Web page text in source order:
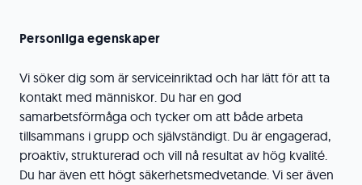
Personliga egenskaper
Vi söker dig som är serviceinriktad och har lätt för att ta
kontakt med människor. Du har en god
samarbetsförmåga och tycker om att både arbeta
tillsammans i grupp och självständigt. Du är engagerad,
proaktiv, strukturerad och vill nå resultat av hög kvalité.
Du har även ett högt säkerhetsmedvetande. Vi ser även